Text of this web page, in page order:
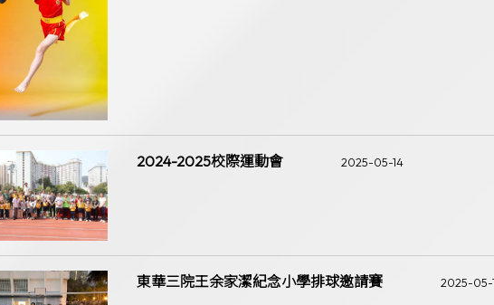
2024-2025校際運動會 2025-05-14
東華三院王余家潔紀念小學排球邀請賽 2025-05-